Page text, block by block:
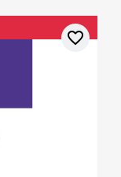
favorite_border